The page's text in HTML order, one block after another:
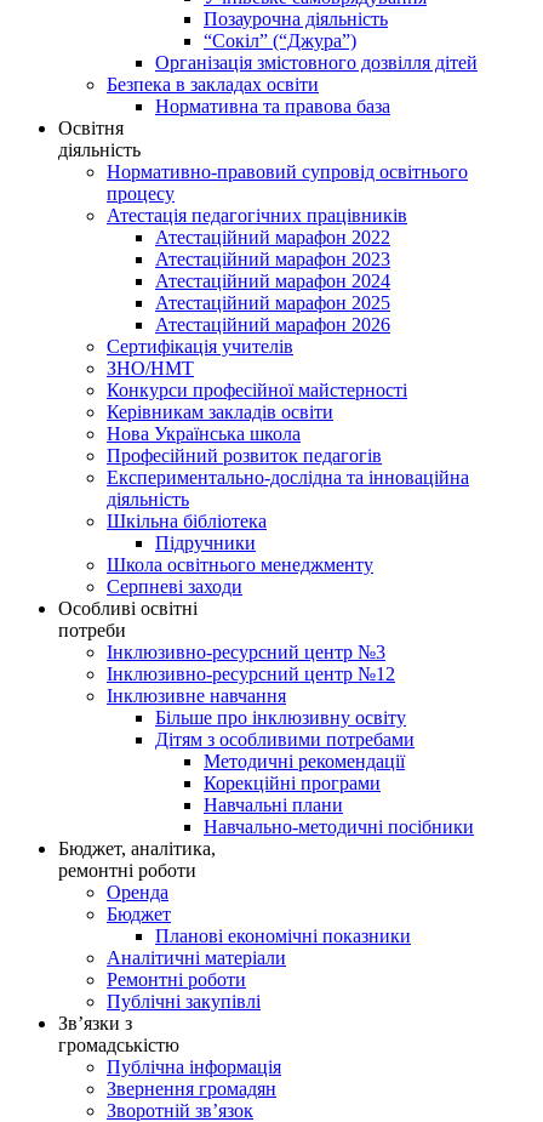
Позаурочна діяльність
“Сокіл” (“Джура”)
Організація змістовного дозвілля дітей
Безпека в закладах освіти
Нормативна та правова база
Освітня
діяльність
Нормативно-правовий супровід освітнього
процесу
Атестація педагогічних працівників
Атестаційний марафон 2022
Атестаційний марафон 2023
Атестаційний марафон 2024
Атестаційний марафон 2025
Атестаційний марафон 2026
Сертифікація учителів
ЗНО/НМТ
Конкурси професійної майстерності
Керівникам закладів освіти
Нова Українська школа
Професійний розвиток педагогів
Експериментально-дослідна та інноваційна
діяльність
Шкільна бібліотека
Підручники
Школа освітнього менеджменту
Серпневі заходи
Особливі освітні
потреби
Інклюзивно-ресурсний центр №3
Інклюзивно-ресурсний центр №12
Інклюзивне навчання
Більше про інклюзивну освіту
Дітям з особливими потребами
Методичні рекомендації
Корекційні програми
Навчальні плани
Навчально-методичні посібники
Бюджет, аналітика,
ремонтні роботи
Оренда
Бюджет
Планові економічні показники
Аналітичні матеріали
Ремонтні роботи
Публічні закупівлі
Зв’язки з
громадськістю
Публічна інформація
Звернення громадян
Зворотній зв’язок